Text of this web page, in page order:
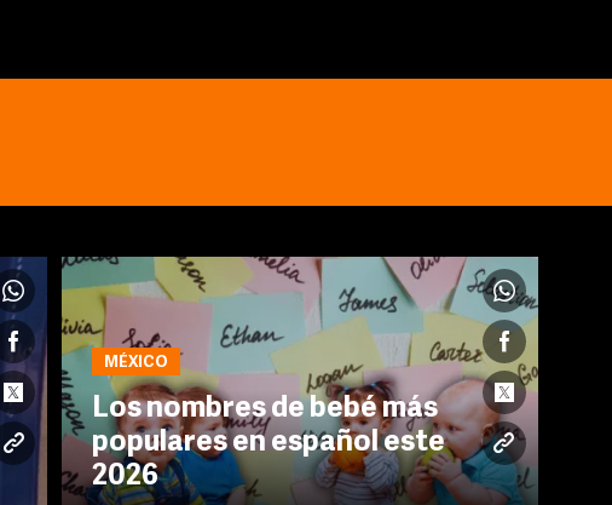
MÉXICO
Los nombres de bebé más
populares en español este
2026